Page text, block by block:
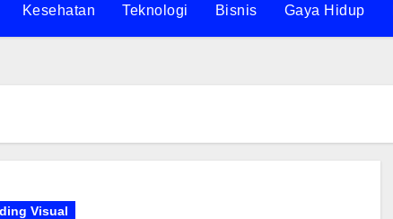
Kesehatan Teknologi Bisnis Gaya Hidup
Visual